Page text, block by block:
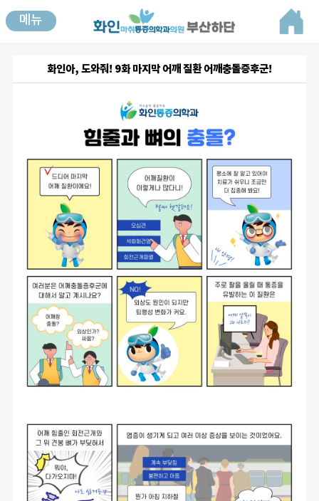
메뉴
화인아, 도와줘! 9화 마지막 어깨 질환 어깨충돌증후군!